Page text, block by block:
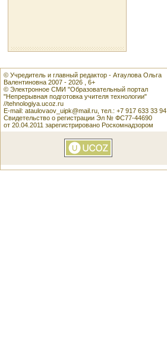
© Учредитель и главный редактор - Атаулова Ольга
Валентиновна 2007 - 2026 , 6+
© Электронное СМИ "Образовательный портал
"Непрерывная подготовка учителя технологии"
//tehnologiya.ucoz.ru
E-mail: ataulovaov_uipk@mail.ru, тел.: +7 917 633 33 94
Свидетельство о регистрации Эл № ФС77-44690
от 20.04.2011 зарегистрировано Роскомнадзором